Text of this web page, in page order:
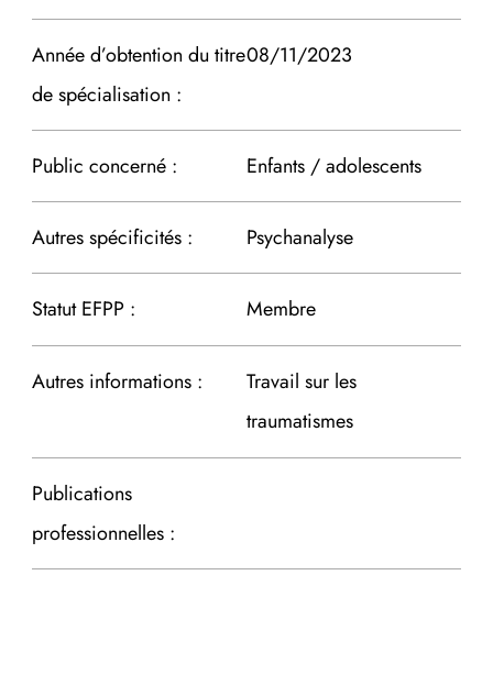
Année d’obtention du titre
de spécialisation :
08/11/2023
Public concerné : Enfants / adolescents
Autres spécificités : Psychanalyse
Statut EFPP : Membre
Autres informations :
Travail sur les
traumatismes
Publications
professionnelles :